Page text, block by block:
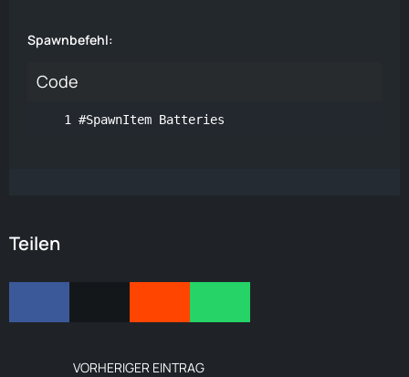
Spawnbefehl:
Code
#SpawnItem Batteries
Teilen
VORHERIGER EINTRAG